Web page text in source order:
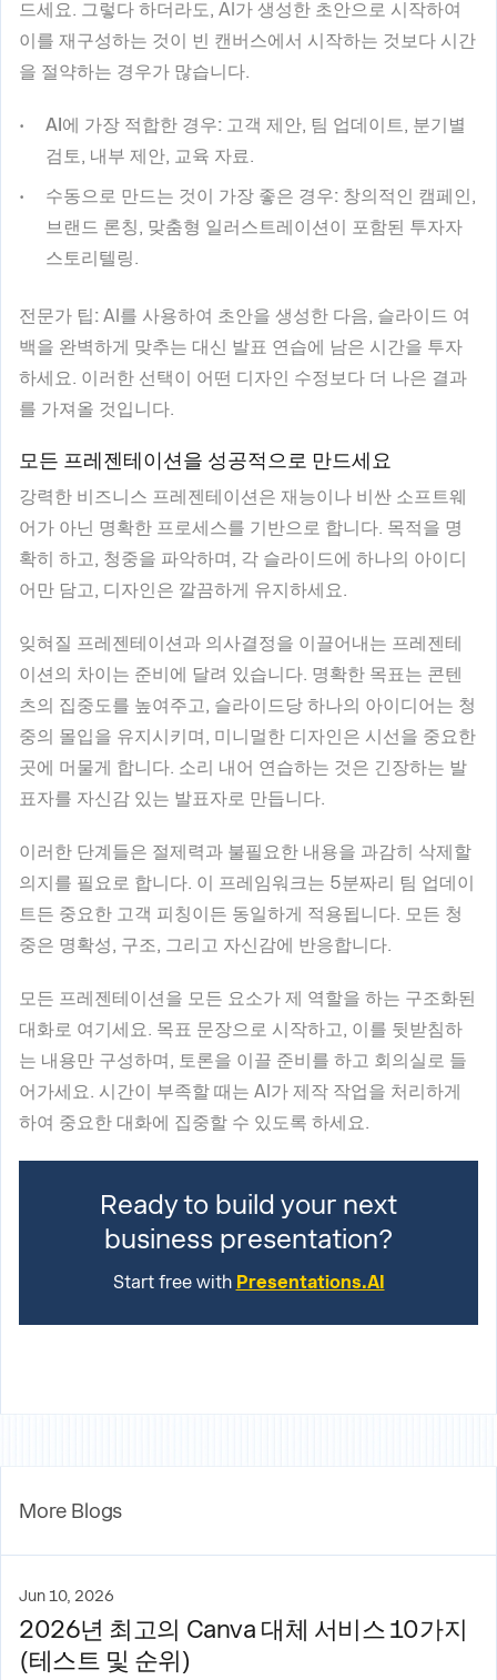
드세요. 그렇다 하더라도, AI가 생성한 초안으로 시작하여
이를 재구성하는 것이 빈 캔버스에서 시작하는 것보다 시간
을 절약하는 경우가 많습니다.
AI에 가장 적합한 경우: 고객 제안, 팀 업데이트, 분기별
검토, 내부 제안, 교육 자료.
수동으로 만드는 것이 가장 좋은 경우: 창의적인 캠페인,
브랜드 론칭, 맞춤형 일러스트레이션이 포함된 투자자
스토리텔링.
전문가 팁: AI를 사용하여 초안을 생성한 다음, 슬라이드 여
백을 완벽하게 맞추는 대신 발표 연습에 남은 시간을 투자
하세요. 이러한 선택이 어떤 디자인 수정보다 더 나은 결과
를 가져올 것입니다.
모든 프레젠테이션을 성공적으로 만드세요
강력한 비즈니스 프레젠테이션은 재능이나 비싼 소프트웨
어가 아닌 명확한 프로세스를 기반으로 합니다. 목적을 명
확히 하고, 청중을 파악하며, 각 슬라이드에 하나의 아이디
어만 담고, 디자인은 깔끔하게 유지하세요.
잊혀질 프레젠테이션과 의사결정을 이끌어내는 프레젠테
이션의 차이는 준비에 달려 있습니다. 명확한 목표는 콘텐
츠의 집중도를 높여주고, 슬라이드당 하나의 아이디어는 청
중의 몰입을 유지시키며, 미니멀한 디자인은 시선을 중요한
곳에 머물게 합니다. 소리 내어 연습하는 것은 긴장하는 발
표자를 자신감 있는 발표자로 만듭니다.
이러한 단계들은 절제력과 불필요한 내용을 과감히 삭제할
의지를 필요로 합니다. 이 프레임워크는 5분짜리 팀 업데이
트든 중요한 고객 피칭이든 동일하게 적용됩니다. 모든 청
중은 명확성, 구조, 그리고 자신감에 반응합니다.
모든 프레젠테이션을 모든 요소가 제 역할을 하는 구조화된
대화로 여기세요. 목표 문장으로 시작하고, 이를 뒷받침하
는 내용만 구성하며, 토론을 이끌 준비를 하고 회의실로 들
어가세요. 시간이 부족할 때는 AI가 제작 작업을 처리하게
하여 중요한 대화에 집중할 수 있도록 하세요.
Ready to build your next
business presentation?
Start free with Presentations.AI
More Blogs
Jun 10, 2026
2026년 최고의 Canva 대체 서비스 10가지
(테스트 및 순위)